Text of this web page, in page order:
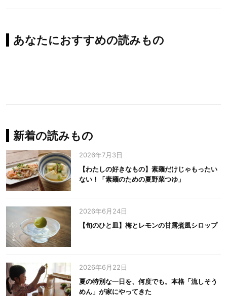
あなたにおすすめの読みもの
新着の読みもの
2026年7月3日
【わたしの好きなもの】素麺だけじゃもったい
ない！「素麺のための夏野菜つゆ」
2026年6月24日
【旬のひと皿】梅とレモンの甘露煮風シロップ
2026年6月22日
夏の特別な一日を、何度でも。本格「流しそう
めん」が家にやってきた